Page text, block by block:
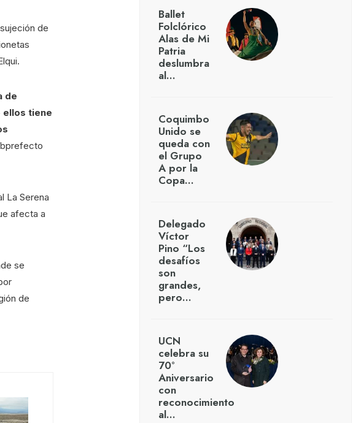
de
de
ellos tiene
La Serena
afecta a
se
de
Ballet
Folclórico
Alas de Mi
Patria
deslumbra
al…
Coquimbo
Unido se
queda con
el Grupo
A por la
Copa…
Delegado
Víctor
Pino “Los
desafíos
son
grandes,
pero…
UCN
celebra su
70°
Aniversario
con
reconocimiento
al…